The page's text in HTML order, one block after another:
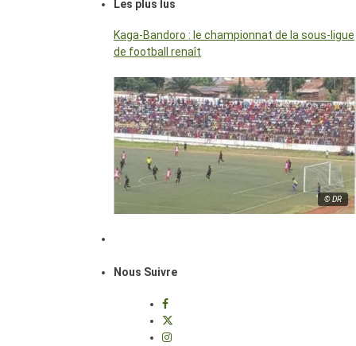
Les plus lus
Kaga-Bandoro : le championnat de la sous-ligue
de football renaît
© DR
Nous Suivre